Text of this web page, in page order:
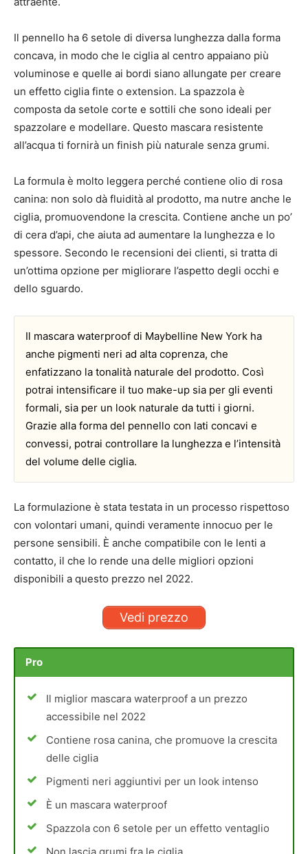
Il pennello ha 6 setole di diversa lunghezza dalla forma
concava, in modo che le ciglia al centro appaiano più
voluminose e quelle ai bordi siano allungate per creare
un effetto ciglia finte o extension. La spazzola è
composta da setole corte e sottili che sono ideali per
spazzolare e modellare. Questo mascara resistente
all’acqua ti fornirà un finish più naturale senza grumi.
La formula è molto leggera perché contiene olio di rosa
canina: non solo dà fluidità al prodotto, ma nutre anche le
ciglia, promuovendone la crescita. Contiene anche un po’
di cera d’api, che aiuta ad aumentare la lunghezza e lo
spessore. Secondo le recensioni dei clienti, si tratta di
un’ottima opzione per migliorare l’aspetto degli occhi e
dello sguardo.
Il mascara waterproof di Maybelline New York ha
anche pigmenti neri ad alta coprenza, che
enfatizzano la tonalità naturale del prodotto. Così
potrai intensificare il tuo make-up sia per gli eventi
formali, sia per un look naturale da tutti i giorni.
Grazie alla forma del pennello con lati concavi e
convessi, potrai controllare la lunghezza e l’intensità
del volume delle ciglia.
La formulazione è stata testata in un processo rispettoso
con volontari umani, quindi veramente innocuo per le
persone sensibili. È anche compatibile con le lenti a
contatto, il che lo rende una delle migliori opzioni
disponibili a questo prezzo nel 2022.
Vedi prezzo
Pro
Il miglior mascara waterproof a un prezzo
accessibile nel 2022
Contiene rosa canina, che promuove la crescita
delle ciglia
Pigmenti neri aggiuntivi per un look intenso
È un mascara waterproof
Spazzola con 6 setole per un effetto ventaglio
Non lascia grumi fra le ciglia